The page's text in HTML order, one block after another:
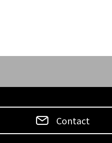
Contact